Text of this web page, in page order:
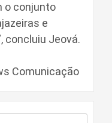
o conjunto
e
concluiu Jeová.
Comunicação